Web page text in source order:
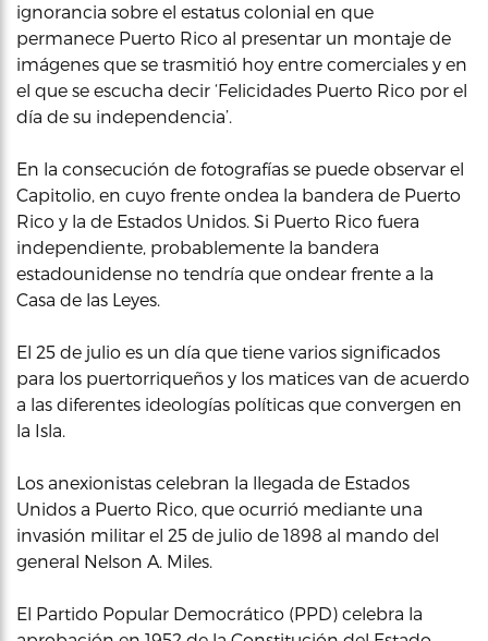
ignorancia sobre el estatus colonial en que
permanece Puerto Rico al presentar un montaje de
imágenes que se trasmitió hoy entre comerciales y en
el que se escucha decir ‘Felicidades Puerto Rico por el
día de su independencia’.
En la consecución de fotografías se puede observar el
Capitolio, en cuyo frente ondea la bandera de Puerto
Rico y la de Estados Unidos. Si Puerto Rico fuera
independiente, probablemente la bandera
estadounidense no tendría que ondear frente a la
Casa de las Leyes.
El 25 de julio es un día que tiene varios significados
para los puertorriqueños y los matices van de acuerdo
a las diferentes ideologías políticas que convergen en
la Isla.
Los anexionistas celebran la llegada de Estados
Unidos a Puerto Rico, que ocurrió mediante una
invasión militar el 25 de julio de 1898 al mando del
general Nelson A. Miles.
El Partido Popular Democrático (PPD) celebra la